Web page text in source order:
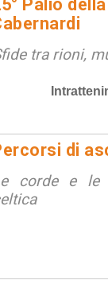
Palio
tra rioni,
di
corde e le